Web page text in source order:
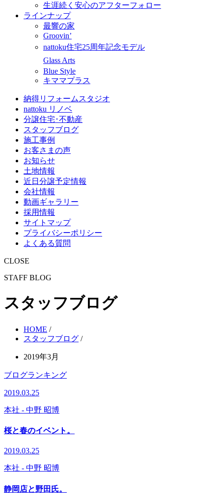
生涯続く安心のアフターフォロー
ラインナップ
最響の家
Groovin’
nattoku住宅25周年記念モデル
Glass Arts
Blue Style
キママプラス
納得リフォームスタジオ
nattoku リノベ
分譲住宅･不動産
スタッフブログ
施工事例
お客さまの声
お知らせ
土地情報
近日分譲予定情報
会社情報
動画ギャラリー
採用情報
サイトマップ
プライバシーポリシー
よくある質問
CLOSE
STAFF BLOG
スタッフブログ
HOME /
スタッフブログ /
2019年3月
ブログランキング
2019.03.25
本社 - 中野 昭博
桜と春のイベント。
2019.03.25
本社 - 中野 昭博
静岡店と野田氏。